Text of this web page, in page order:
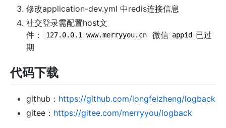
修改application-dev.yml 中redis连接信息
社交登录需配置host文
件：
127.0.0.1 www.merryyou.cn 微信 appid
已过
期
代码下载
github： https://github.com/longfeizheng/logback
gitee： https://gitee.com/merryyou/logback